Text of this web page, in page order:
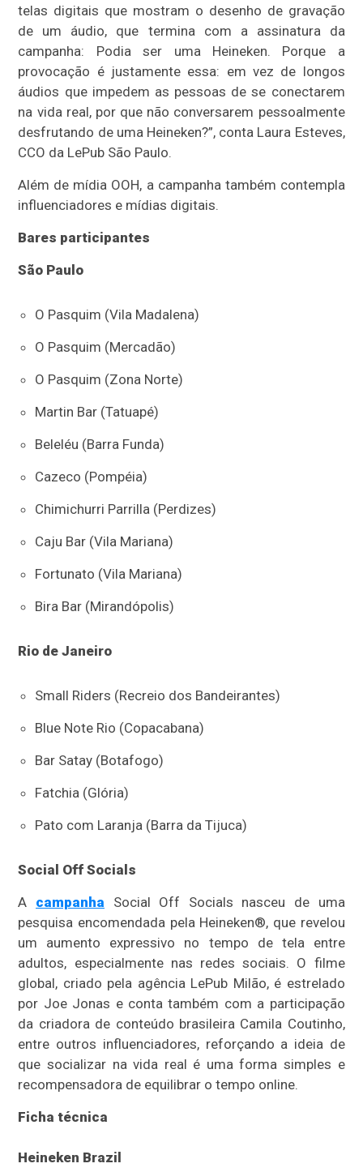
telas digitais que mostram o desenho de gravação
de um áudio, que termina com a assinatura da
campanha: Podia ser uma Heineken. Porque a
provocação é justamente essa: em vez de longos
áudios que impedem as pessoas de se conectarem
na vida real, por que não conversarem pessoalmente
desfrutando de uma Heineken?”, conta Laura Esteves,
CCO da LePub São Paulo.
Além de mídia OOH, a campanha também contempla
influenciadores e mídias digitais.
Bares participantes
São Paulo
O Pasquim (Vila Madalena)
O Pasquim (Mercadão)
O Pasquim (Zona Norte)
Martin Bar (Tatuapé)
Beleléu (Barra Funda)
Cazeco (Pompéia)
Chimichurri Parrilla (Perdizes)
Caju Bar (Vila Mariana)
Fortunato (Vila Mariana)
Bira Bar (Mirandópolis)
Rio de Janeiro
Small Riders (Recreio dos Bandeirantes)
Blue Note Rio (Copacabana)
Bar Satay (Botafogo)
Fatchia (Glória)
Pato com Laranja (Barra da Tijuca)
Social Off Socials
A campanha Social Off Socials nasceu de uma
pesquisa encomendada pela Heineken®, que revelou
um aumento expressivo no tempo de tela entre
adultos, especialmente nas redes sociais. O filme
global, criado pela agência LePub Milão, é estrelado
por Joe Jonas e conta também com a participação
da criadora de conteúdo brasileira Camila Coutinho,
entre outros influenciadores, reforçando a ideia de
que socializar na vida real é uma forma simples e
recompensadora de equilibrar o tempo online.
Ficha técnica
Heineken Brazil